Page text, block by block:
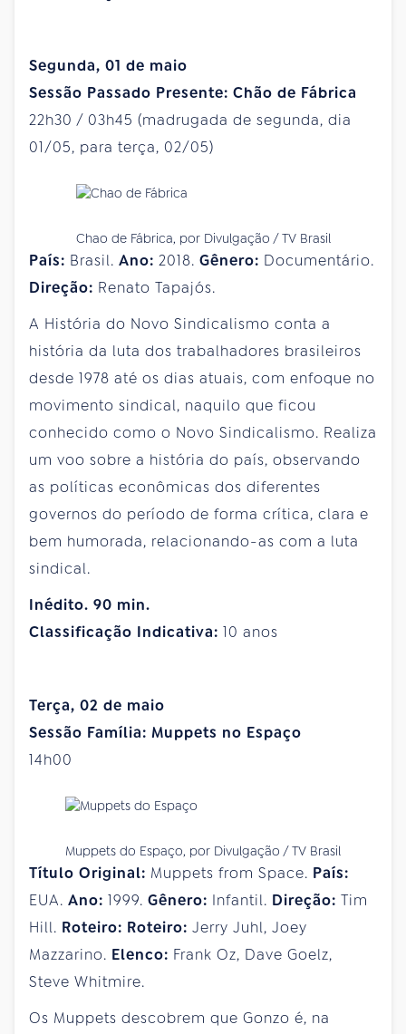
Segunda, 01 de maio
Sessão Passado Presente: Chão de Fábrica
22h30 / 03h45 (madrugada de segunda, dia
01/05, para terça, 02/05)
Chao de Fábrica, por Divulgação / TV Brasil
País: Brasil. Ano: 2018. Gênero: Documentário.
Direção: Renato Tapajós.
A História do Novo Sindicalismo conta a
história da luta dos trabalhadores brasileiros
desde 1978 até os dias atuais, com enfoque no
movimento sindical, naquilo que ficou
conhecido como o Novo Sindicalismo. Realiza
um voo sobre a história do país, observando
as políticas econômicas dos diferentes
governos do período de forma crítica, clara e
bem humorada, relacionando-as com a luta
sindical.
Inédito. 90 min.
Classificação Indicativa: 10 anos
Terça, 02 de maio
Sessão Família: Muppets no Espaço
14h00
Muppets do Espaço, por Divulgação / TV Brasil
Título Original: Muppets from Space. País:
EUA. Ano: 1999. Gênero: Infantil. Direção: Tim
Hill. Roteiro: Roteiro: Jerry Juhl, Joey
Mazzarino. Elenco: Frank Oz, Dave Goelz,
Steve Whitmire.
Os Muppets descobrem que Gonzo é, na